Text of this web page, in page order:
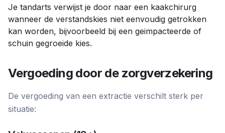
Je tandarts verwijst je door naar een kaakchirurg
wanneer de verstandskies niet eenvoudig getrokken
kan worden, bijvoorbeeld bij een geimpacteerde of
schuin gegroeide kies.
Vergoeding door de zorgverzekering
De vergoeding van een extractie verschilt sterk per
situatie: